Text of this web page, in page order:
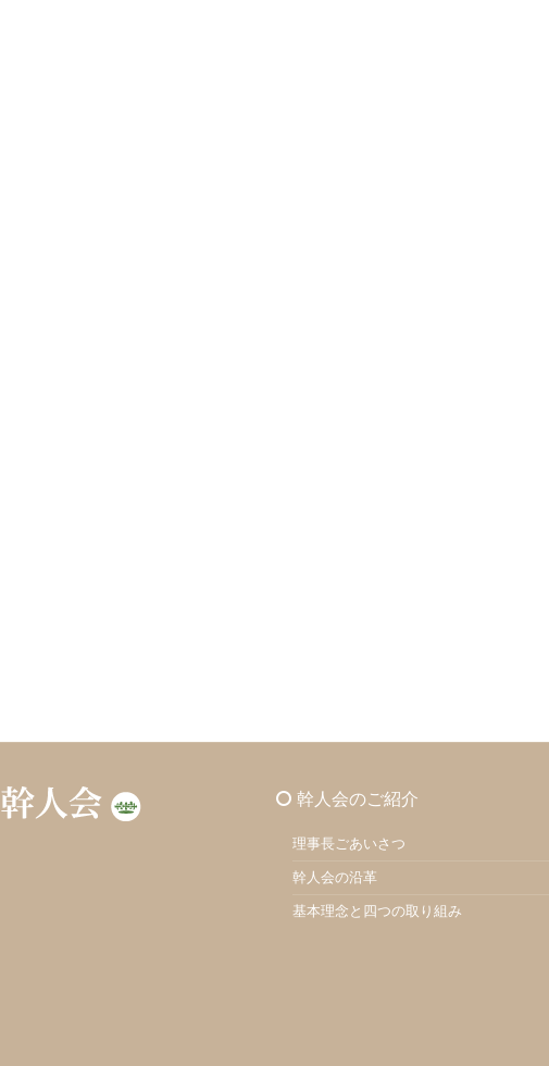
幹人会のご紹介
理事長ごあいさつ
幹人会の沿革
基本理念と四つの取り組み